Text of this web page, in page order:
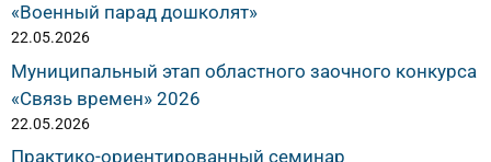
«Военный парад дошколят»
22.05.2026
Муниципальный этап областного заочного конкурса
«Связь времен» 2026
22.05.2026
Практико-ориентированный семинар